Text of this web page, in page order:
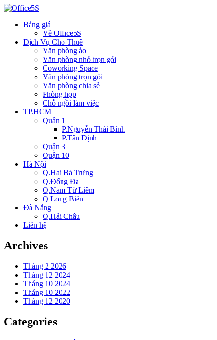
Bảng giá
Về Office5S
Dịch Vụ Cho Thuê
Văn phòng ảo
Văn phòng nhỏ trọn gói
Coworking Space
Văn phòng trọn gói
Văn phòng chia sẻ
Phòng họp
Chỗ ngồi làm việc
TP.HCM
Quận 1
P.Nguyễn Thái Bình
P.Tân Định
Quận 3
Quận 10
Hà Nội
Q.Hai Bà Trưng
Q.Đống Đa
Q.Nam Từ Liêm
Q.Long Biên
Đà Nẵng
Q.Hải Châu
Liên hệ
Archives
Tháng 2 2026
Tháng 12 2024
Tháng 10 2024
Tháng 10 2022
Tháng 12 2020
Categories